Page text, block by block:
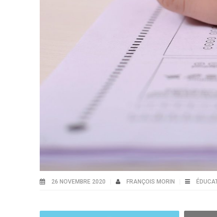
26 NOVEMBRE 2020 FRANÇOIS MORIN